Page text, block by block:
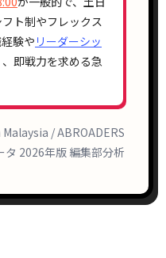
ト制やフレックス
験や リーダーシッ
即戦力を求める急
/ ABROADERS
タ 2026年版 編集部分析